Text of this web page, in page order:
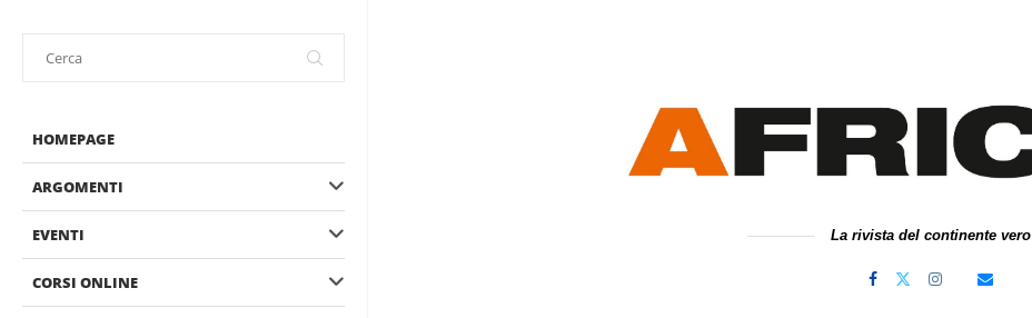
HOMEPAGE
ARGOMENTI
EVENTI
CORSI ONLINE
La rivista del continente vero